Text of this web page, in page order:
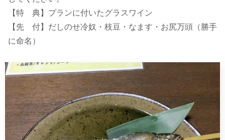
【特 典】プランに付いたグラスワイン
【先 付】だしのせ冷奴・枝豆・なます・お尻万頭（勝手
に命名）